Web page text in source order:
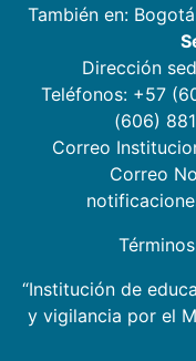
También en: Bogotá
Dirección
Teléfonos: +57
(606)
Correo
Correo
“Institución de
y vigilancia por el